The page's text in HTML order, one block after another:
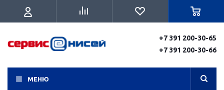
+7 391 200-30-65
+7 391 200-30-66
МЕНЮ